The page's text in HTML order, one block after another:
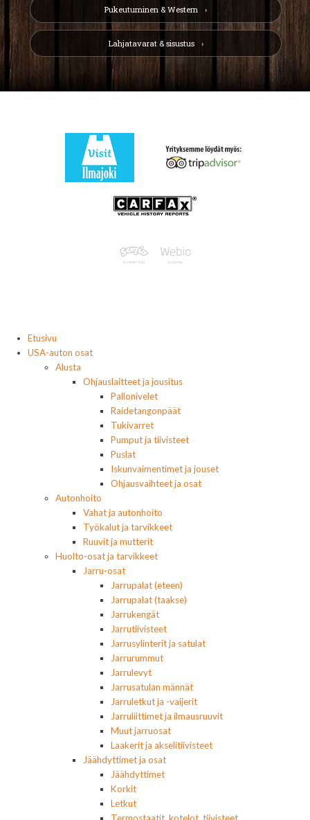
Pukeutuminen & Western
Lahjatavarat & sisustus
Etusivu
USA-auton osat
Alusta
Ohjauslaitteet ja jousitus
Pallonivelet
Raidetangonpäät
Tukivarret
Pumput ja tiivisteet
Puslat
Iskunvaimentimet ja jouset
Ohjausvaihteet ja osat
Autonhoito
Vahat ja autonhoito
Työkalut ja tarvikkeet
Ruuvit ja mutterit
Huolto-osat ja tarvikkeet
Jarru-osat
Jarrupalat (eteen)
Jarrupalat (taakse)
Jarrukengät
Jarrutiivisteet
Jarrusylinterit ja satulat
Jarrurummut
Jarrulevyt
Jarrusatulan männät
Jarruletkut ja -vaijerit
Jarruliittimet ja ilmausruuvit
Muut jarruosat
Laakerit ja akselitiivisteet
Jäähdyttimet ja osat
Jäähdyttimet
Korkit
Letkut